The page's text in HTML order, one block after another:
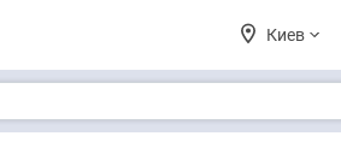
Киев